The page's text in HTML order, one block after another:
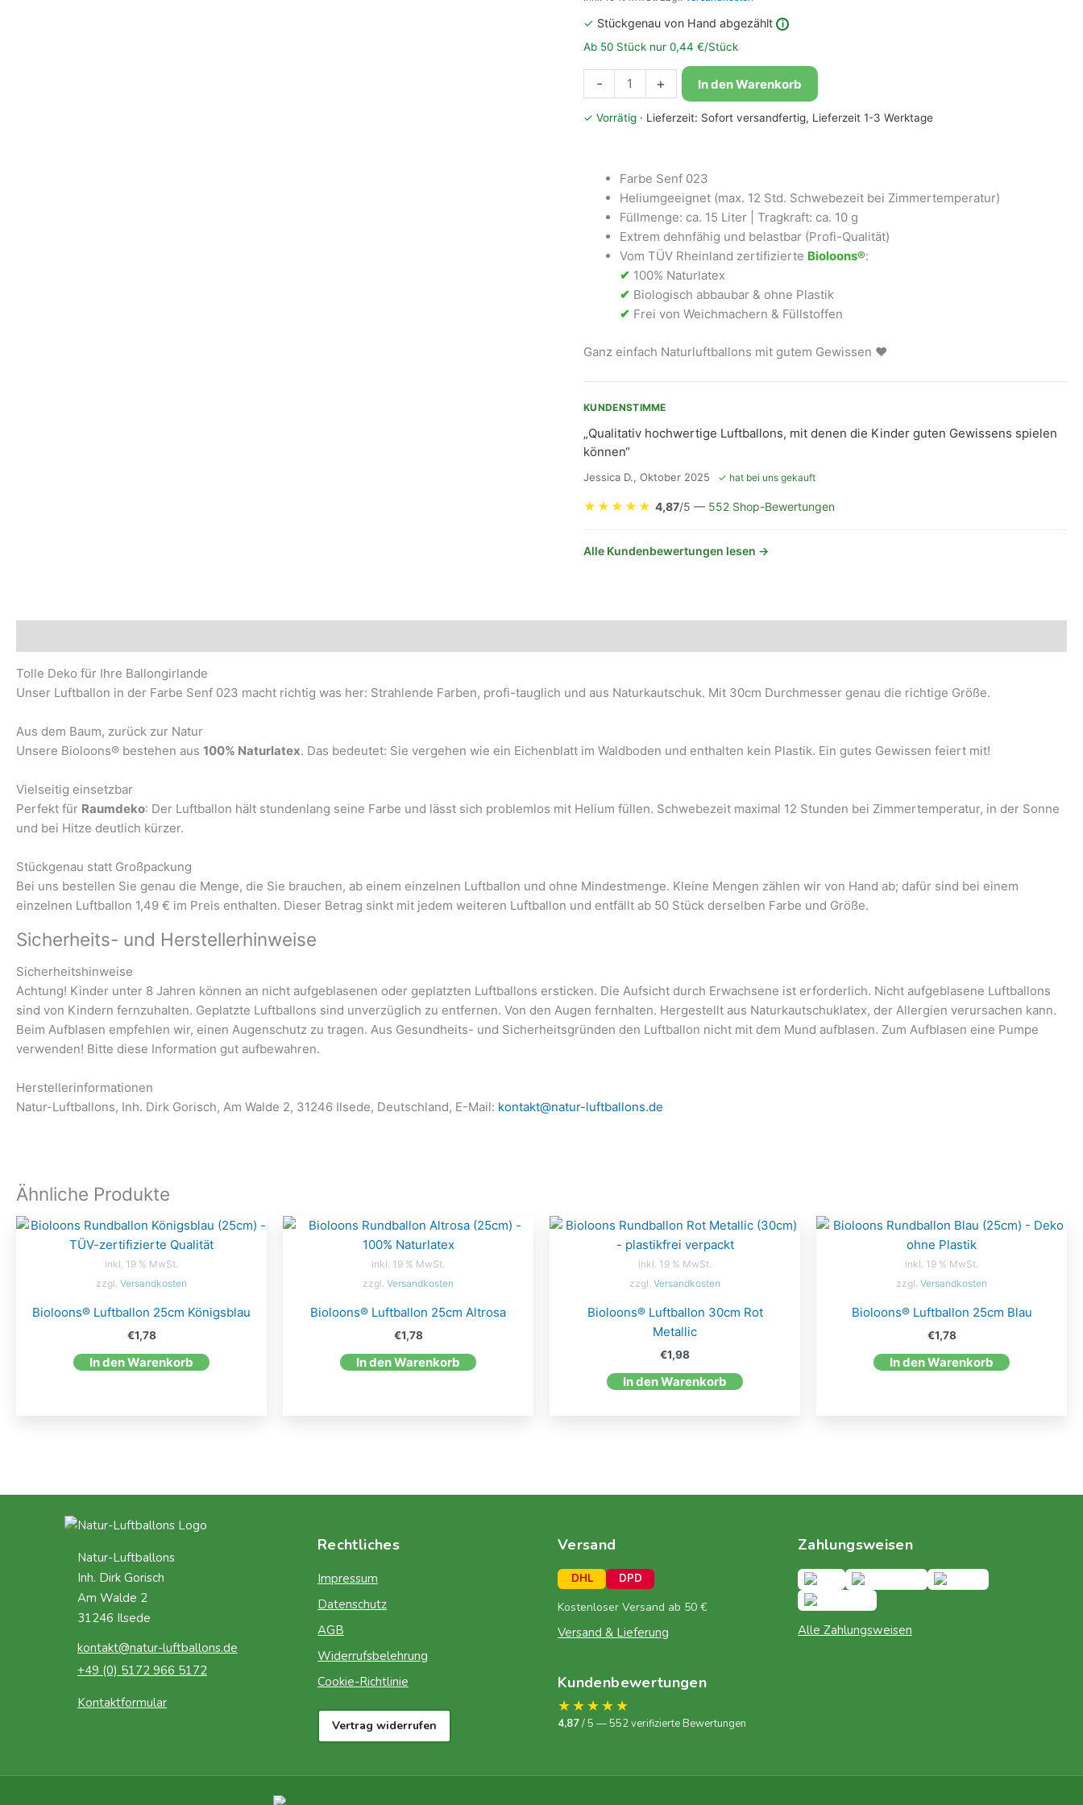
✓ Stückgenau von Hand abgezählt i
Ab 50 Stück nur 0,44 €/Stück
-
Bioloons®
Luftballon
30cm
+ In den Warenkorb
✓ Vorrätig · Lieferzeit: Sofort versandfertig, Lieferzeit 1-3 Werktage
Farbe Senf 023
Heliumgeeignet (max. 12 Std. Schwebezeit bei Zimmertemperatur)
Füllmenge: ca. 15 Liter | Tragkraft: ca. 10 g
Extrem dehnfähig und belastbar (Profi-Qualität)
Vom TÜV Rheinland zertifizierte Bioloons®:
✔ 100% Naturlatex
✔ Biologisch abbaubar & ohne Plastik
✔ Frei von Weichmachern & Füllstoffen
Ganz einfach Naturluftballons mit gutem Gewissen ❤
KUNDENSTIMME
„Qualitativ hochwertige Luftballons, mit denen die Kinder guten Gewissens spielen
können“
Jessica D., Oktober 2025 ✓ hat bei uns gekauft
★ ★ ★ ★ ★ 4,87/5 — 552 Shop-Bewertungen
Alle Kundenbewertungen lesen →
Tolle Deko für Ihre Ballongirlande
Unser Luftballon in der Farbe Senf 023 macht richtig was her: Strahlende Farben, profi-tauglich und aus Naturkautschuk. Mit 30cm Durchmesser genau die richtige Größe.
Aus dem Baum, zurück zur Natur
Unsere Bioloons® bestehen aus 100% Naturlatex. Das bedeutet: Sie vergehen wie ein Eichenblatt im Waldboden und enthalten kein Plastik. Ein gutes Gewissen feiert mit!
Vielseitig einsetzbar
Perfekt für Raumdeko: Der Luftballon hält stundenlang seine Farbe und lässt sich problemlos mit Helium füllen. Schwebezeit maximal 12 Stunden bei Zimmertemperatur, in der Sonne
und bei Hitze deutlich kürzer.
Stückgenau statt Großpackung
Bei uns bestellen Sie genau die Menge, die Sie brauchen, ab einem einzelnen Luftballon und ohne Mindestmenge. Kleine Mengen zählen wir von Hand ab; dafür sind bei einem
einzelnen Luftballon 1,49 € im Preis enthalten. Dieser Betrag sinkt mit jedem weiteren Luftballon und entfällt ab 50 Stück derselben Farbe und Größe.
Sicherheits- und Herstellerhinweise
Sicherheitshinweise
Achtung! Kinder unter 8 Jahren können an nicht aufgeblasenen oder geplatzten Luftballons ersticken. Die Aufsicht durch Erwachsene ist erforderlich. Nicht aufgeblasene Luftballons
sind von Kindern fernzuhalten. Geplatzte Luftballons sind unverzüglich zu entfernen. Von den Augen fernhalten. Hergestellt aus Naturkautschuklatex, der Allergien verursachen kann.
Beim Aufblasen empfehlen wir, einen Augenschutz zu tragen. Aus Gesundheits- und Sicherheitsgründen den Luftballon nicht mit dem Mund aufblasen. Zum Aufblasen eine Pumpe
verwenden! Bitte diese Information gut aufbewahren.
Herstellerinformationen
Natur-Luftballons, Inh. Dirk Gorisch, Am Walde 2, 31246 Ilsede, Deutschland, E-Mail: kontakt@natur-luftballons.de
Ähnliche Produkte
inkl. 19 % MwSt.
zzgl. Versandkosten
Bioloons® Luftballon 25cm Königsblau
€1,78
In den Warenkorb
inkl. 19 % MwSt.
zzgl. Versandkosten
Bioloons® Luftballon 25cm Altrosa
€1,78
In den Warenkorb
inkl. 19 % MwSt.
zzgl. Versandkosten
Bioloons® Luftballon 30cm Rot
Metallic
€1,98
In den Warenkorb
inkl. 19 % MwSt.
zzgl. Versandkosten
Bioloons® Luftballon 25cm Blau
€1,78
In den Warenkorb
Natur-Luftballons
Inh. Dirk Gorisch
Am Walde 2
31246 Ilsede
kontakt@natur-luftballons.de
+49 (0) 5172 966 5172
Kontaktformular
Rechtliches
Impressum
Datenschutz
AGB
Widerrufsbelehrung
Cookie-Richtlinie
Vertrag widerrufen
Versand
DHL DPD
Kostenloser Versand ab 50 €
Versand & Lieferung
Kundenbewertungen
★★★★★
4,87/ 5 — 552 verifizierte Bewertungen
Zahlungsweisen
Alle Zahlungsweisen